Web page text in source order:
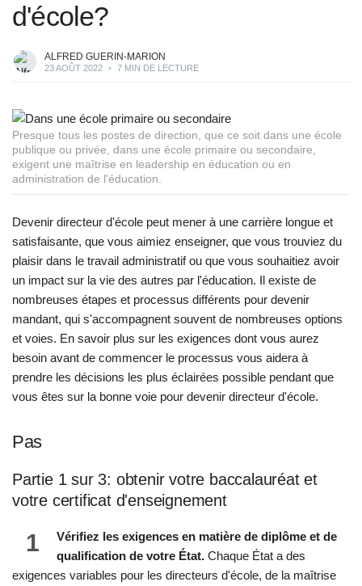
d'école?
ALFRED GUERIN-MARION
23 AOÛT 2022 • 7 MIN DE LECTURE
Presque tous les postes de direction, que ce soit dans une école
publique ou privée, dans une école primaire ou secondaire,
exigent une maîtrise en leadership en éducation ou en
administration de l'éducation.
Devenir directeur d'école peut mener à une carrière longue et
satisfaisante, que vous aimiez enseigner, que vous trouviez du
plaisir dans le travail administratif ou que vous souhaitiez avoir
un impact sur la vie des autres par l'éducation. Il existe de
nombreuses étapes et processus différents pour devenir
mandant, qui s'accompagnent souvent de nombreuses options
et voies. En savoir plus sur les exigences dont vous aurez
besoin avant de commencer le processus vous aidera à
prendre les décisions les plus éclairées possible pendant que
vous êtes sur la bonne voie pour devenir directeur d'école.
Pas
Partie 1 sur 3: obtenir votre baccalauréat et
votre certificat d'enseignement
1
Vérifiez les exigences en matière de diplôme et de
qualification de votre État. Chaque État a des
exigences variables pour les directeurs d'école, de la maîtrise